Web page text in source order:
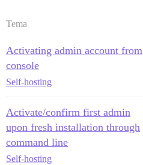
Tema
Activating admin account from
console
Self-hosting
Activate/confirm first admin
upon fresh installation through
command line
Self-hosting